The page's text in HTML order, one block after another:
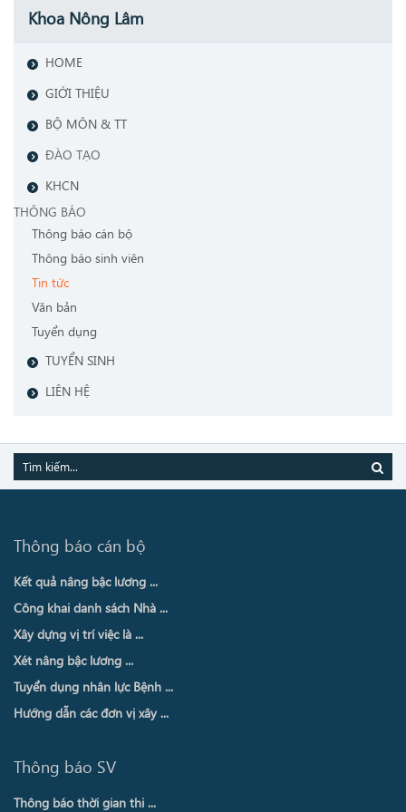
Khoa Nông Lâm
HOME
GIỚI THIỆU
BỘ MÔN & TT
ĐÀO TẠO
KHCN
THÔNG BÁO
Thông báo cán bộ
Thông báo sinh viên
Tin tức
Văn bản
Tuyển dụng
TUYỂN SINH
LIÊN HỆ
Thông báo cán bộ
Kết quả nâng bậc lương ...
Công khai danh sách Nhà ...
Xây dựng vị trí việc là ...
Xét nâng bậc lương ...
Tuyển dụng nhân lực Bệnh ...
Hướng dẫn các đơn vị xây ...
Thông báo SV
Thông báo thời gian thi ...